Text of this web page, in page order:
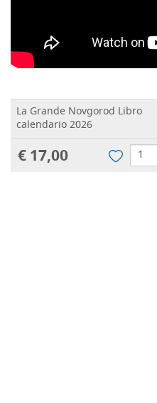
La Grande Novgorod Libro
calendario 2026
€ 17,00